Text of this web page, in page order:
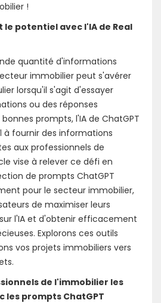
!
le potentiel avec l'IA de Real
quantité d'informations
immobilier peut s'avérer
lorsqu'il s'agit d'essayer
ou des réponses
prompts, l'IA de ChatGPT
à fournir des informations
aux professionnels de
vise à relever ce défi en
de prompts ChatGPT
pour le secteur immobilier,
de maximiser leurs
l'IA et d'obtenir efficacement
Explorons ces outils
vos projets immobiliers vers
de l'immobilier les
les prompts ChatGPT